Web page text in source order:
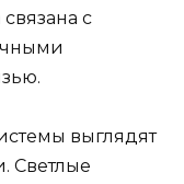
с
выглядят
Светлые